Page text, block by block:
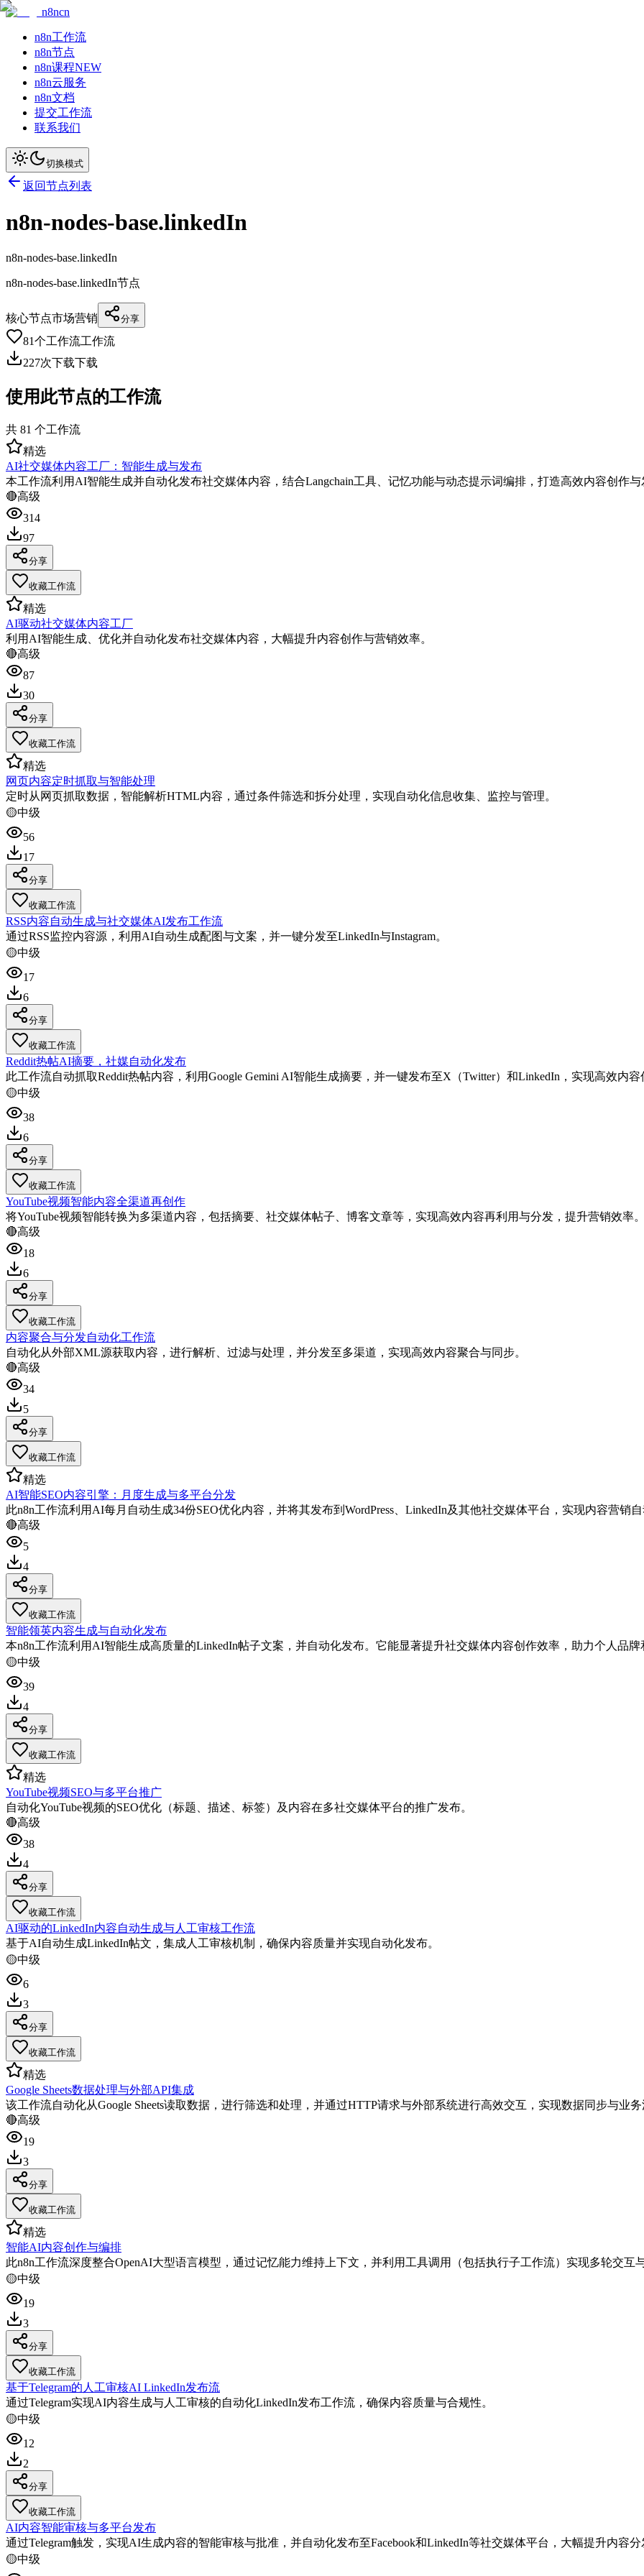
n8ncn
n8n工作流
n8n节点
n8n课程NEW
n8n云服务
n8n文档
提交工作流
联系我们
切换模式
返回节点列表
n8n-nodes-base.linkedIn
n8n-nodes-base.linkedIn
n8n-nodes-base.linkedIn节点
核心节点市场营销 分享
81个工作流工作流
227次下载下载
使用此节点的工作流
共 81 个工作流
精选
AI社交媒体内容工厂：智能生成与发布
本工作流利用AI智能生成并自动化发布社交媒体内容，结合Langchain工具、记忆功能与动态提示词编排，打造高效内容创作
🔴高级
314
97
分享
收藏工作流
精选
AI驱动社交媒体内容工厂
利用AI智能生成、优化并自动化发布社交媒体内容，大幅提升内容创作与营销效率。
🔴高级
87
30
分享
收藏工作流
精选
网页内容定时抓取与智能处理
定时从网页抓取数据，智能解析HTML内容，通过条件筛选和拆分处理，实现自动化信息收集、监控与管理。
🟡中级
56
17
分享
收藏工作流
RSS内容自动生成与社交媒体AI发布工作流
通过RSS监控内容源，利用AI自动生成配图与文案，并一键分发至LinkedIn与Instagram。
🟡中级
17
6
分享
收藏工作流
Reddit热帖AI摘要，社媒自动化发布
此工作流自动抓取Reddit热帖内容，利用Google Gemini AI智能生成摘要，并一键发布至X（Twitter）和LinkedIn，实现高效内
🟡中级
38
6
分享
收藏工作流
YouTube视频智能内容全渠道再创作
将YouTube视频智能转换为多渠道内容，包括摘要、社交媒体帖子、博客文章等，实现高效内容再利用与分发，提升营销效率
🔴高级
18
6
分享
收藏工作流
内容聚合与分发自动化工作流
自动化从外部XML源获取内容，进行解析、过滤与处理，并分发至多渠道，实现高效内容聚合与同步。
🔴高级
34
5
分享
收藏工作流
精选
AI智能SEO内容引擎：月度生成与多平台分发
此n8n工作流利用AI每月自动生成34份SEO优化内容，并将其发布到WordPress、LinkedIn及其他社交媒体平台，实现内容营销
🔴高级
5
4
分享
收藏工作流
智能领英内容生成与自动化发布
本n8n工作流利用AI智能生成高质量的LinkedIn帖子文案，并自动化发布。它能显著提升社交媒体内容创作效率，助力个人品
🟡中级
39
4
分享
收藏工作流
精选
YouTube视频SEO与多平台推广
自动化YouTube视频的SEO优化（标题、描述、标签）及内容在多社交媒体平台的推广发布。
🔴高级
38
4
分享
收藏工作流
AI驱动的LinkedIn内容自动生成与人工审核工作流
基于AI自动生成LinkedIn帖文，集成人工审核机制，确保内容质量并实现自动化发布。
🟡中级
6
3
分享
收藏工作流
精选
Google Sheets数据处理与外部API集成
该工作流自动化从Google Sheets读取数据，进行筛选和处理，并通过HTTP请求与外部系统进行高效交互，实现数据同步与业
🔴高级
19
3
分享
收藏工作流
精选
智能AI内容创作与编排
此n8n工作流深度整合OpenAI大型语言模型，通过记忆能力维持上下文，并利用工具调用（包括执行子工作流）实现多轮交互
🟡中级
19
3
分享
收藏工作流
基于Telegram的人工审核AI LinkedIn发布流
通过Telegram实现AI内容生成与人工审核的自动化LinkedIn发布工作流，确保内容质量与合规性。
🟡中级
12
2
分享
收藏工作流
AI内容智能审核与多平台发布
通过Telegram触发，实现AI生成内容的智能审核与批准，并自动化发布至Facebook和LinkedIn等社交媒体平台，大幅提升内容
🟡中级